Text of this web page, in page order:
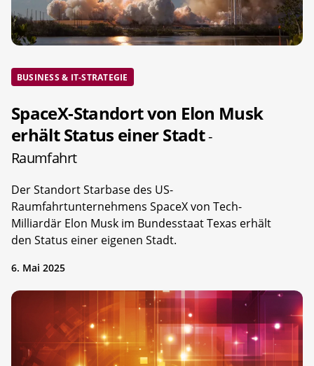
BUSINESS & IT-STRATEGIE
SpaceX-Standort von Elon Musk
erhält Status einer Stadt-
Raumfahrt
Der Standort Starbase des US-
Raumfahrtunternehmens SpaceX von Tech-
Milliardär Elon Musk im Bundesstaat Texas erhält
den Status einer eigenen Stadt.
6. Mai 2025